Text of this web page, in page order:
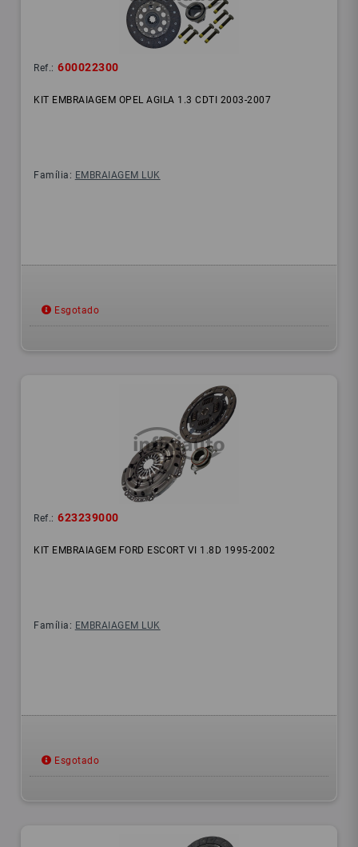
Ref.: 600022300
KIT EMBRAIAGEM OPEL AGILA 1.3 CDTI 2003-2007
Família: EMBRAIAGEM LUK
Esgotado
Ref.: 623239000
KIT EMBRAIAGEM FORD ESCORT VI 1.8D 1995-2002
Família: EMBRAIAGEM LUK
Esgotado